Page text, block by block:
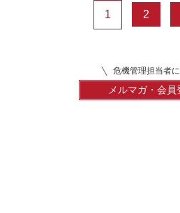
1 2
危機管理担当者
メルマガ・会